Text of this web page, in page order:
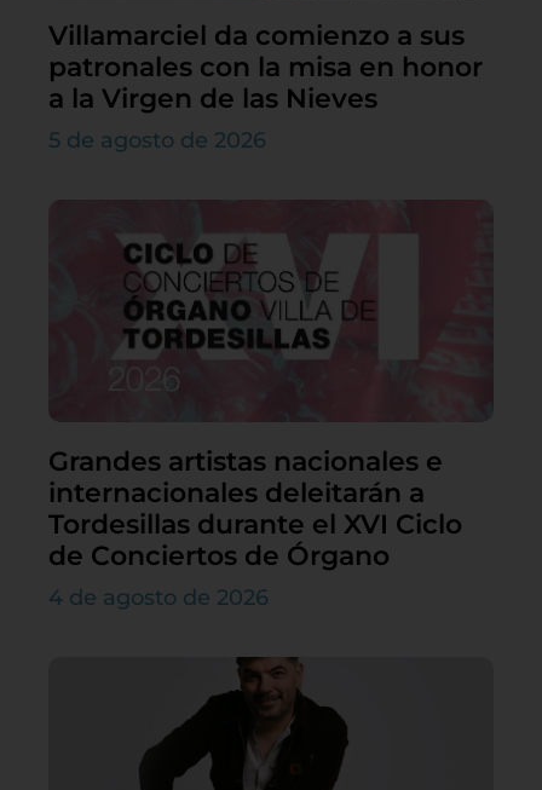
Villamarciel da comienzo a sus
patronales con la misa en honor
a la Virgen de las Nieves
5 de agosto de 2026
Grandes artistas nacionales e
internacionales deleitarán a
Tordesillas durante el XVI Ciclo
de Conciertos de Órgano
4 de agosto de 2026